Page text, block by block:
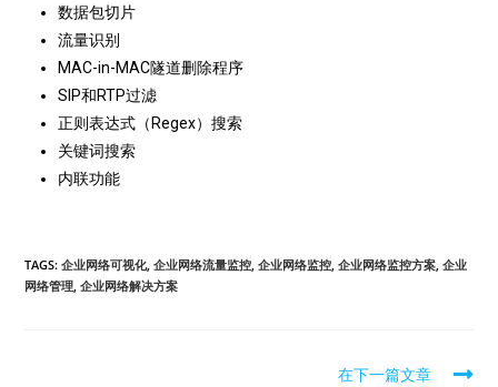
数据包切片
流量识别
MAC-in-MAC隧道删除程序
SIP和RTP过滤
正则表达式（Regex）搜索
关键词搜索
内联功能
TAGS:企业网络可视化, 企业网络流量监控 企业网络监控 企业网络监控方案 企业
网络管理 企业网络解决方案
在下一篇文章